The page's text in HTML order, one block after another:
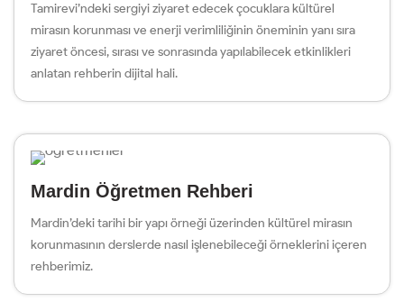
Tamirevi’ndeki sergiyi ziyaret edecek çocuklara kültürel
mirasın korunması ve enerji verimliliğinin öneminin yanı sıra
ziyaret öncesi, sırası ve sonrasında yapılabilecek etkinlikleri
anlatan rehberin dijital hali.
Mardin Öğretmen Rehberi
Mardin’deki tarihi bir yapı örneği üzerinden kültürel mirasın
korunmasının derslerde nasıl işlenebileceği örneklerini içeren
rehberimiz.